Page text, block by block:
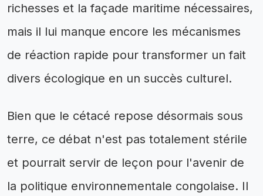
richesses et la façade maritime nécessaires,
mais il lui manque encore les mécanismes
de réaction rapide pour transformer un fait
divers écologique en un succès culturel.
Bien que le cétacé repose désormais sous
terre, ce débat n'est pas totalement stérile
et pourrait servir de leçon pour l'avenir de
la politique environnementale congolaise. Il